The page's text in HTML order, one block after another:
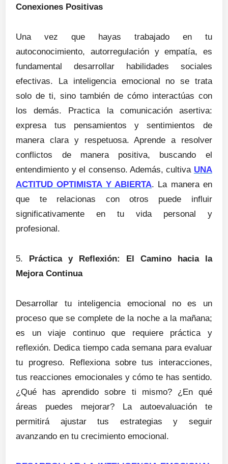
Conexiones Positivas
Una vez que hayas trabajado en tu
autoconocimiento, autorregulación y empatía, es
fundamental desarrollar habilidades sociales
efectivas. La inteligencia emocional no se trata
solo de ti, sino también de cómo interactúas con
los demás. Practica la comunicación asertiva:
expresa tus pensamientos y sentimientos de
manera clara y respetuosa. Aprende a resolver
conflictos de manera positiva, buscando el
entendimiento y el consenso. Además, cultiva UNA
ACTITUD OPTIMISTA Y ABIERTA. La manera en
que te relacionas con otros puede influir
significativamente en tu vida personal y
profesional.
5. Práctica y Reflexión: El Camino hacia la
Mejora Continua
Desarrollar tu inteligencia emocional no es un
proceso que se complete de la noche a la mañana;
es un viaje continuo que requiere práctica y
reflexión. Dedica tiempo cada semana para evaluar
tu progreso. Reflexiona sobre tus interacciones,
tus reacciones emocionales y cómo te has sentido.
¿Qué has aprendido sobre ti mismo? ¿En qué
áreas puedes mejorar? La autoevaluación te
permitirá ajustar tus estrategias y seguir
avanzando en tu crecimiento emocional.